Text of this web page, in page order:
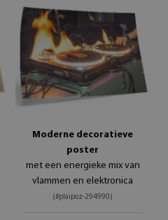
Moderne decoratieve
poster
met een energieke mix van
vlammen en elektronica
(#plaipoz-294990)